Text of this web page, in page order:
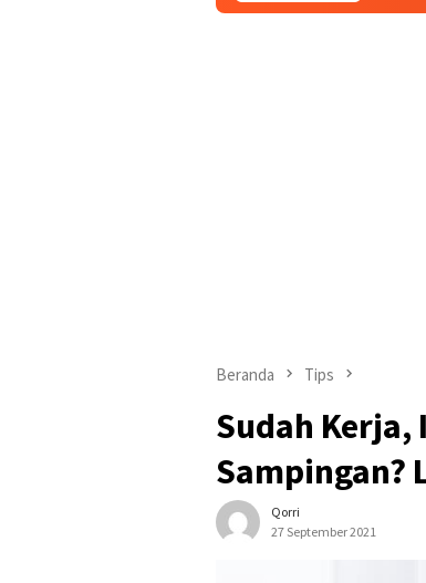
Beranda Tips
Sudah Kerja,
Sampingan?
Qorri
27 September 2021